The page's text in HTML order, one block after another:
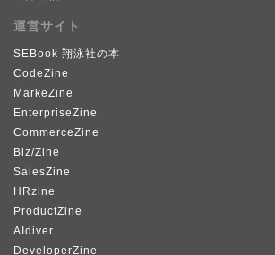
運営サイト
SEBook 翔泳社の本
CodeZine
MarkeZine
EnterpriseZine
CommerceZine
Biz/Zine
SalesZine
HRzine
ProductZine
AIdiver
DeveloperZine